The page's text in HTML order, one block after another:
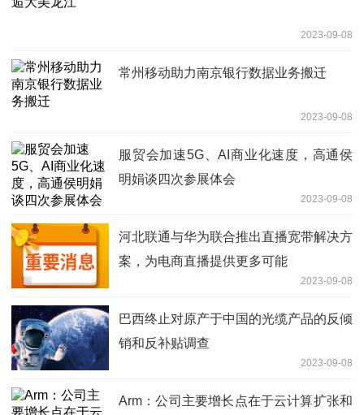
2023-09-08
常州移动助力南京银行数据业务搬迁
2023-09-08
服贸会加速5G、AI商业化速度，高通侯
明娟谈四次参展体会
2023-09-08
河北联通与华为联合推出直播宽带解决方
案，为电商直播提供更多可能
2023-09-08
巴西终止对原产于中国的光缆产品的反倾
销和反补贴调查
2023-09-08
Arm：公司主要增长点在于云计算扩张和